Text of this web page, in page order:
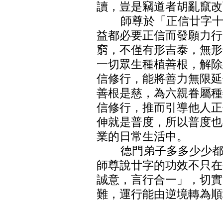
讀，豈是竊道者胡亂竄
師尊於「正信廿字十
益都必要正信而發願力
窮，不僅有形吉泰，無
一切眾生種植善根，解
信修行，能將善力無限
善根是慈，為六親眷屬
信修行，推而引導他人
伸就是普度，所以普度
業的日常生活中。
德門弟子多多少少都
師尊說廿字的功效不只
誠意，言行合一」，切
難，運行能由逆境轉為